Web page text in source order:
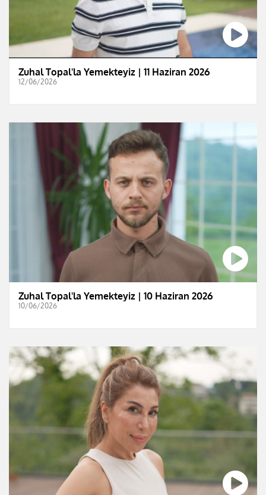
Zuhal Topal'la Yemekteyiz | 11 Haziran 2026
12/06/2026
Zuhal Topal'la Yemekteyiz | 10 Haziran 2026
10/06/2026